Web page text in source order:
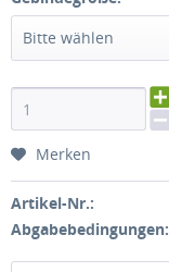
Bitte wählen
Merken
Artikel-Nr.:
Abgabebedingungen: